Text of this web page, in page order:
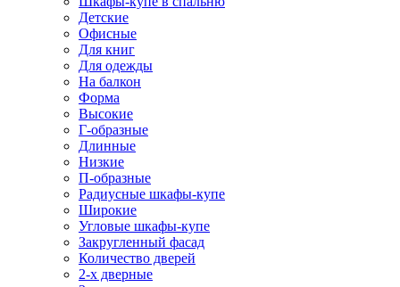
Детские
Офисные
Для книг
Для одежды
На балкон
Форма
Высокие
Г-образные
Длинные
Низкие
П-образные
Радиусные шкафы-купе
Широкие
Угловые шкафы-купе
Закругленный фасад
Количество дверей
2-х дверные